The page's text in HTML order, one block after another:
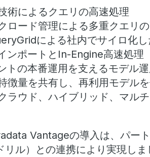
術によるクエリの高速処理
ロード管理による多重クエリ
による社内でサイロ化
ンポートとIn-Engine高速処理
トの本番運用を支えるモデル
徴量を共有し、再利用モデル
ラウド、ハイブリッド、マル
Vantageの導入は、パー
リル）との連携により実現し